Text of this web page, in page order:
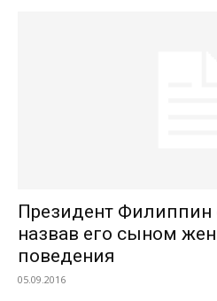
Президент Филиппин
назвав его сыном
поведения
05.09.2016